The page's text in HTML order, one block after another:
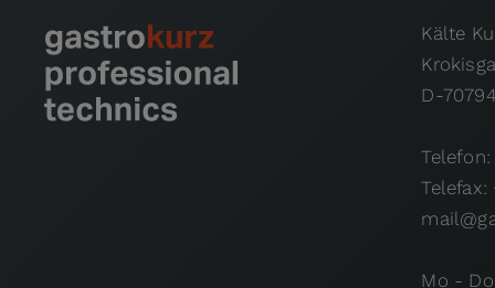
Kälte
D-
Telefon:
Telefax:
Mo -